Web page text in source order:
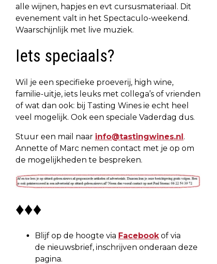
alle wijnen, hapjes en evt cursusmateriaal. Dit
evenement valt in het Spectaculo-weekend.
Waarschijnlijk met live muziek.
Iets speciaals?
Wil je een specifieke proeverij, high wine,
familie-uitje, iets leuks met collega’s of vrienden
of wat dan ook: bij Tasting Wines ie echt heel
veel mogelijk. Ook een speciale Vaderdag dus.
Stuur een mail naar info@tastingwines.nl.
Annette of Marc nemen contact met je op om
de mogelijkheden te bespreken.
♦♦♦
Blijf op de hoogte via Facebookof via
de nieuwsbrief, inschrijven onderaan deze
pagina.